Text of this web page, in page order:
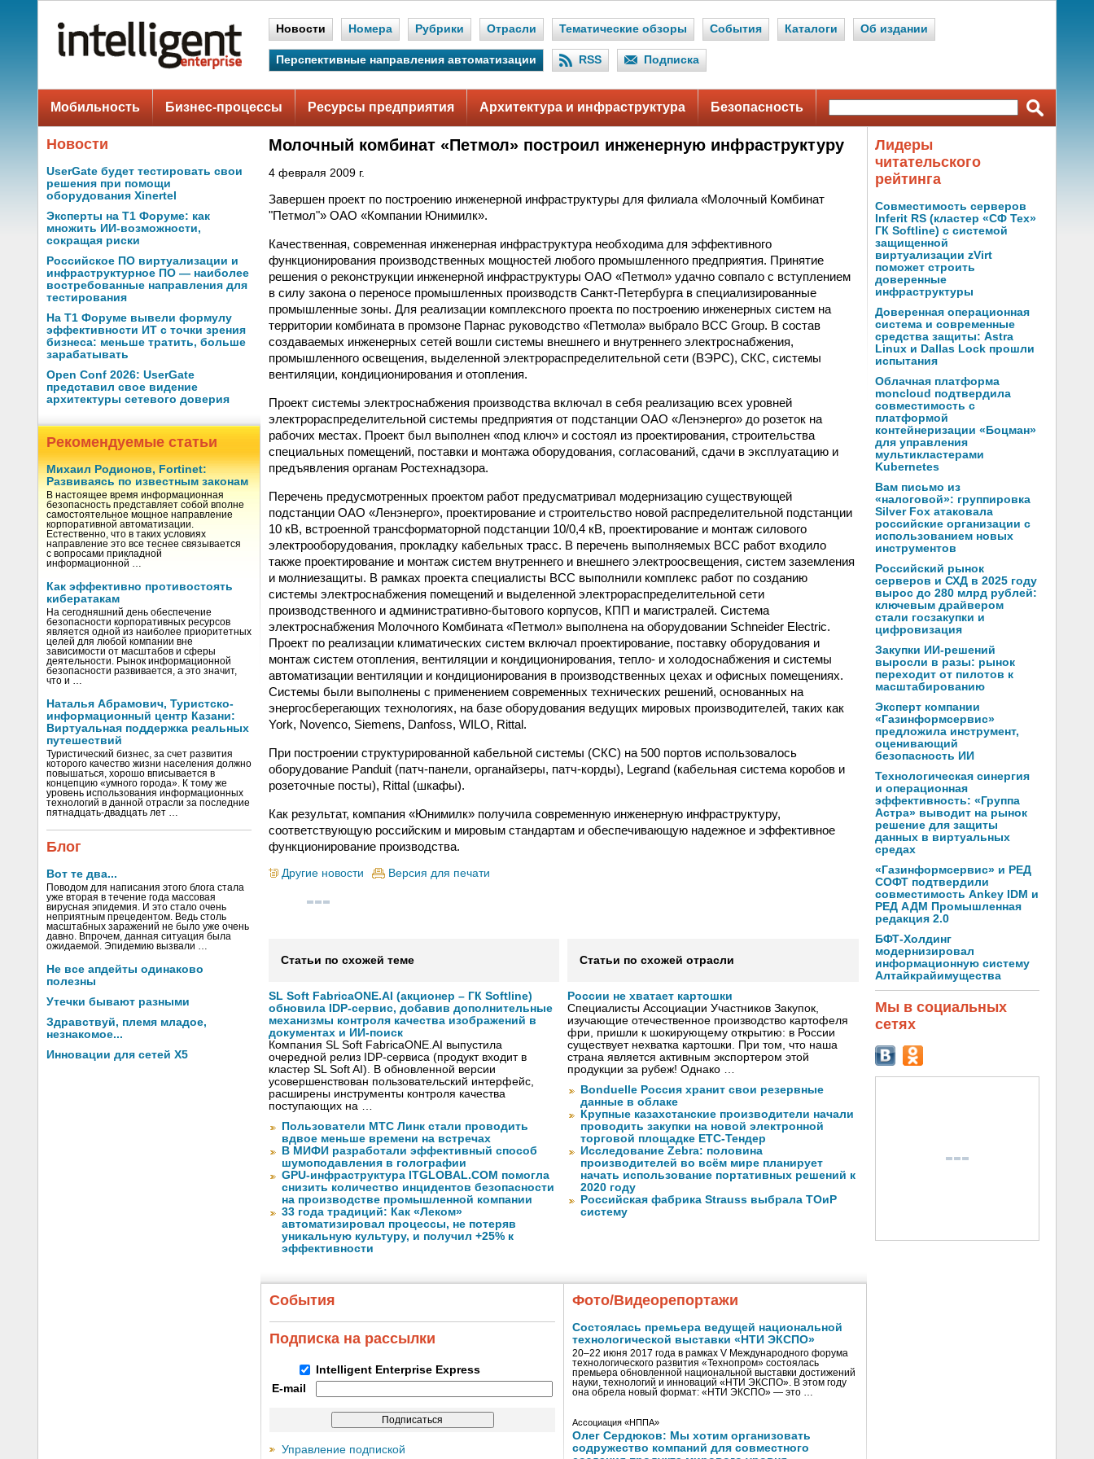
Новости Номера Рубрики Отрасли Тематические обзоры События Каталоги Об издании
Перспективные направления автоматизации RSS Подписка
Мобильность Бизнес-процессы Ресурсы предприятия Архитектура и инфраструктура Безопасность
Новости
UserGate будет тестировать свои
решения при помощи
оборудования Xinertel
Эксперты на Т1 Форуме: как
множить ИИ-возможности,
сокращая риски
Российское ПО виртуализации и
инфраструктурное ПО — наиболее
востребованные направления для
тестирования
На Т1 Форуме вывели формулу
эффективности ИТ с точки зрения
бизнеса: меньше тратить, больше
зарабатывать
Open Conf 2026: UserGate
представил свое видение
архитектуры сетевого доверия
Рекомендуемые статьи
Михаил Родионов, Fortinet:
Развиваясь по известным законам
В настоящее время информационная
безопасность представляет собой вполне
самостоятельное мощное направление
корпоративной автоматизации.
Естественно, что в таких условиях
направление это все теснее связывается
с вопросами прикладной
информационной …
Как эффективно противостоять
кибератакам
На сегодняшний день обеспечение
безопасности корпоративных ресурсов
является одной из наиболее приоритетных
целей для любой компании вне
зависимости от масштабов и сферы
деятельности. Рынок информационной
безопасности развивается, а это значит,
что и …
Наталья Абрамович, Туристско-
информационный центр Казани:
Виртуальная поддержка реальных
путешествий
Туристический бизнес, за счет развития
которого качество жизни населения должно
повышаться, хорошо вписывается в
концепцию «умного города». К тому же
уровень использования информационных
технологий в данной отрасли за последние
пятнадцать-двадцать лет …
Блог
Вот те два...
Поводом для написания этого блога стала
уже вторая в течение года массовая
вирусная эпидемия. И это стало очень
неприятным прецедентом. Ведь столь
масштабных заражений не было уже очень
давно. Впрочем, данная ситуация была
ожидаемой. Эпидемию вызвали …
Не все апдейты одинаково
полезны
Утечки бывают разными
Здравствуй, племя младое,
незнакомое...
Инновации для сетей X5
Молочный комбинат «Петмол» построил инженерную инфраструктуру
4 февраля 2009 г.
Завершен проект по построению инженерной инфраструктуры для филиала «Молочный Комбинат
"Петмол"» ОАО «Компании Юнимилк».
Качественная, современная инженерная инфраструктура необходима для эффективного
функционирования производственных мощностей любого промышленного предприятия. Принятие
решения о реконструкции инженерной инфраструктуры ОАО «Петмол» удачно совпало с вступлением
в силу закона о переносе промышленных производств Санкт-Петербурга в специализированные
промышленные зоны. Для реализации комплексного проекта по построению инженерных систем на
территории комбината в промзоне Парнас руководство «Петмола» выбрало ВСС Group. В состав
создаваемых инженерных сетей вошли системы внешнего и внутреннего электроснабжения,
промышленного освещения, выделенной электрораспределительной сети (ВЭРС), СКС, системы
вентиляции, кондиционирования и отопления.
Проект системы электроснабжения производства включал в себя реализацию всех уровней
электрораспределительной системы предприятия от подстанции ОАО «Ленэнерго» до розеток на
рабочих местах. Проект был выполнен «под ключ» и состоял из проектирования, строительства
специальных помещений, поставки и монтажа оборудования, согласований, сдачи в эксплуатацию и
предъявления органам Ростехнадзора.
Перечень предусмотренных проектом работ предусматривал модернизацию существующей
подстанции ОАО «Ленэнерго», проектирование и строительство новой распределительной подстанции
10 кВ, встроенной трансформаторной подстанции 10/0,4 кВ, проектирование и монтаж силового
электрооборудования, прокладку кабельных трасс. В перечень выполняемых ВСС работ входило
также проектирование и монтаж систем внутреннего и внешнего электроосвещения, систем заземления
и молниезащиты. В рамках проекта специалисты ВСС выполнили комплекс работ по созданию
системы электроснабжения помещений и выделенной электрораспределительной сети
производственного и административно-бытового корпусов, КПП и магистралей. Система
электроснабжения Молочного Комбината «Петмол» выполнена на оборудовании Schneider Electric.
Проект по реализации климатических систем включал проектирование, поставку оборудования и
монтаж систем отопления, вентиляции и кондиционирования, тепло- и холодоснабжения и системы
автоматизации вентиляции и кондиционирования в производственных цехах и офисных помещениях.
Системы были выполнены с применением современных технических решений, основанных на
энергосберегающих технологиях, на базе оборудования ведущих мировых производителей, таких как
York, Novenco, Siemens, Danfoss, WILO, Rittal.
При построении структурированной кабельной системы (СКС) на 500 портов использовалось
оборудование Panduit (патч-панели, органайзеры, патч-корды), Legrand (кабельная система коробов и
розеточные посты), Rittal (шкафы).
Как результат, компания «Юнимилк» получила современную инженерную инфраструктуру,
соответствующую российским и мировым стандартам и обеспечивающую надежное и эффективное
функционирование производства.
Другие новости Версия для печати
Статьи по схожей теме
SL Soft FabricaONE.AI (акционер – ГК Softline)
обновила IDP-сервис, добавив дополнительные
механизмы контроля качества изображений в
документах и ИИ-поиск
Компания SL Soft FabricaONE.AI выпустила
очередной релиз IDP-сервиса (продукт входит в
кластер SL Soft AI). В обновленной версии
усовершенствован пользовательский интерфейс,
расширены инструменты контроля качества
поступающих на …
Пользователи МТС Линк стали проводить
вдвое меньше времени на встречах
В МИФИ разработали эффективный способ
шумоподавления в голографии
GPU-инфраструктура ITGLOBAL.COM помогла
снизить количество инцидентов безопасности
на производстве промышленной компании
33 года традиций: Как «Леком»
автоматизировал процессы, не потеряв
уникальную культуру, и получил +25% к
эффективности
Статьи по схожей отрасли
России не хватает картошки
Специалисты Ассоциации Участников Закупок,
изучающие отечественное производство картофеля
фри, пришли к шокирующему открытию: в России
существует нехватка картошки. При том, что наша
страна является активным экспортером этой
продукции за рубеж! Однако …
Bonduelle Россия хранит свои резервные
данные в облаке
Крупные казахстанские производители начали
проводить закупки на новой электронной
торговой площадке ЕТС-Тендер
Исследование Zebra: половина
производителей во всём мире планирует
начать использование портативных решений к
2020 году
Российская фабрика Strauss выбрала ТОиР
систему
События
Подписка на рассылки
Intelligent Enterprise Express
E-mail
Управление подпиской
Фото/Видеорепортажи
Состоялась премьера ведущей национальной
технологической выставки «НТИ ЭКСПО»
20–22 июня 2017 года в рамках V Международного форума
технологического развития «Технопром» состоялась
премьера обновленной национальной выставки достижений
науки, технологий и инноваций «НТИ ЭКСПО». В этом году
она обрела новый формат: «НТИ ЭКСПО» — это …
Ассоциация «НППА»
Олег Сердюков: Мы хотим организовать
содружество компаний для совместного
Лидеры
читательского
рейтинга
Совместимость серверов
Inferit RS (кластер «СФ Тех»
ГК Softline) с системой
защищенной
виртуализации zVirt
поможет строить
доверенные
инфраструктуры
Доверенная операционная
система и современные
средства защиты: Astra
Linux и Dallas Lock прошли
испытания
Облачная платформа
moncloud подтвердила
совместимость с
платформой
контейнеризации «Боцман»
для управления
мультикластерами
Kubernetes
Вам письмо из
«налоговой»: группировка
Silver Fox атаковала
российские организации с
использованием новых
инструментов
Российский рынок
серверов и СХД в 2025 году
вырос до 280 млрд рублей:
ключевым драйвером
стали госзакупки и
цифровизация
Закупки ИИ-решений
выросли в разы: рынок
переходит от пилотов к
масштабированию
Эксперт компании
«Газинформсервис»
предложила инструмент,
оценивающий
безопасность ИИ
Технологическая синергия
и операционная
эффективность: «Группа
Астра» выводит на рынок
решение для защиты
данных в виртуальных
средах
«Газинформсервис» и РЕД
СОФТ подтвердили
совместимость Ankey IDM и
РЕД АДМ Промышленная
редакция 2.0
БФТ-Холдинг
модернизировал
информационную систему
Алтайкрайимущества
Мы в социальных
сетях